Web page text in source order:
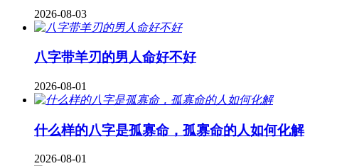
2026-08-03
八字带羊刃的男人命好不好
2026-08-01
什么样的八字是孤寡命，孤寡命的人如何化解
2026-08-01